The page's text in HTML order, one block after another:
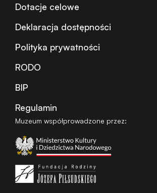
Dotacje celowe
Deklaracja dostępności
Polityka prywatności
RODO
BIP
Regulamin
Muzeum współprowadzone przez: